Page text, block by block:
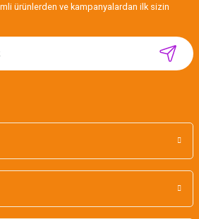
ürünlerden ve kampanyalardan ilk sizin